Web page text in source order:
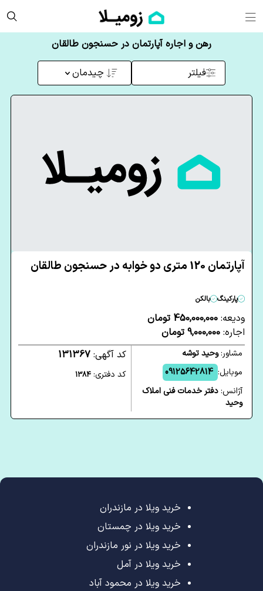
رهن و اجاره آپارتمان در حسنجون طالقان
فیلتر چیدمان
آپارتمان 120 متری دو خوابه در حسنجون طالقان
پارکینگ بالکن
ودیعه: 450,000,000 تومان
اجاره: 9,000,000 تومان
مشاور:وحید توشه
موبایل: 09125642814
آژانس:دفتر خدمات فنی املاک
وحید
کد آگهی: 131367
کد دفتری: 1384
خرید ویلا در مازندران
خرید ویلا در چمستان
خرید ویلا در نور مازندران
خرید ویلا در آمل
خرید ویلا در محمود آباد